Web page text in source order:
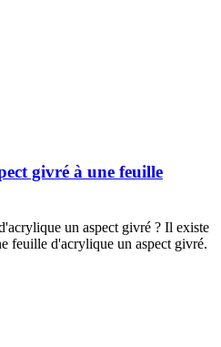
givré à une feuille
un aspect givré ? Il existe
feuille d'acrylique un aspect givré.